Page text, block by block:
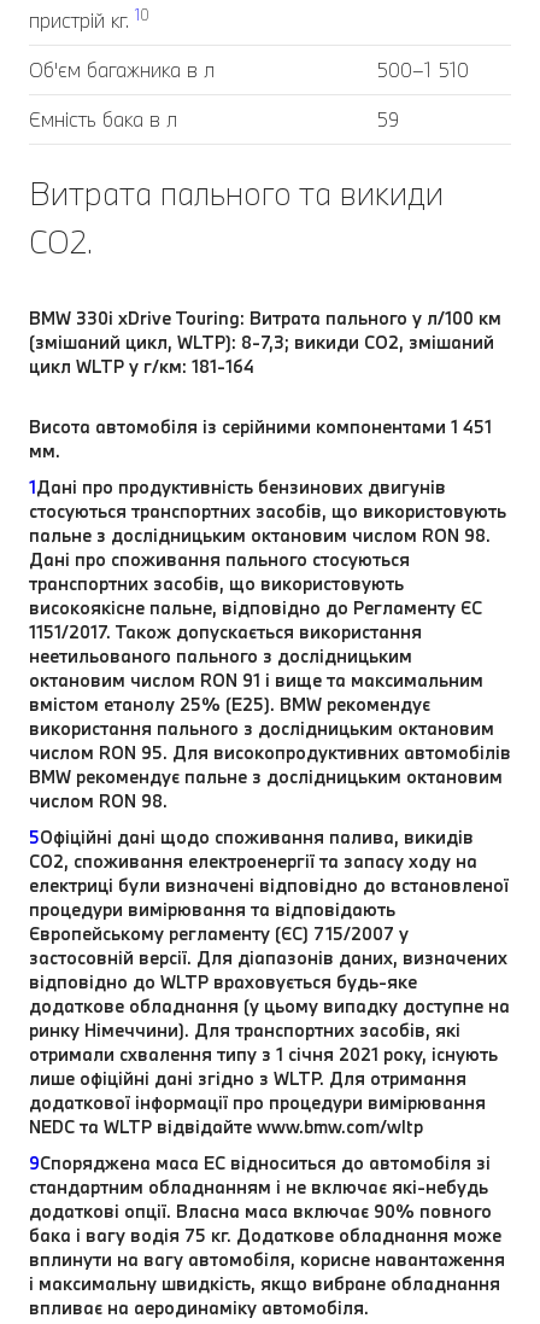
пристрій кг. 10
Об'єм багажника в л
500–1 510
Ємність бака в л
59
Витрата пального та викиди
CO2.
BMW 330i xDrive Touring: Витрата пального у л/100 км
(змішаний цикл, WLTP): 8-7,3; викиди CO2, змішаний
цикл WLTP у г/км: 181-164
Висота автомобіля із серійними компонентами 1 451
мм.
1Дані про продуктивність бензинових двигунів
стосуються транспортних засобів, що використовують
пальне з дослідницьким октановим числом RON 98.
Дані про споживання пального стосуються
транспортних засобів, що використовують
високоякісне пальне, відповідно до Регламенту ЄС
1151/2017. Також допускається використання
неетильованого пального з дослідницьким
октановим числом RON 91 і вище та максимальним
вмістом етанолу 25% (E25). BMW рекомендує
використання пального з дослідницьким октановим
числом RON 95. Для високопродуктивних автомобілів
BMW рекомендує пальне з дослідницьким октановим
числом RON 98.
5Офіційні дані щодо споживання палива, викидів
CO2, споживання електроенергії та запасу ходу на
електриці були визначені відповідно до встановленої
процедури вимірювання та відповідають
Європейському регламенту (ЄС) 715/2007 у
застосовній версії. Для діапазонів даних, визначених
відповідно до WLTP враховується будь-яке
додаткове обладнання (у цьому випадку доступне на
ринку Німеччини). Для транспортних засобів, які
отримали схвалення типу з 1 січня 2021 року, існують
лише офіційні дані згідно з WLTP. Для отримання
додаткової інформації про процедури вимірювання
NEDC та WLTP відвідайте www.bmw.com/wltp
9Споряджена маса EC відноситься до автомобіля зі
стандартним обладнанням і не включає які-небудь
додаткові опції. Власна маса включає 90% повного
бака і вагу водія 75 кг. Додаткове обладнання може
вплинути на вагу автомобіля, корисне навантаження
і максимальну швидкість, якщо вибране обладнання
впливає на аеродинаміку автомобіля.